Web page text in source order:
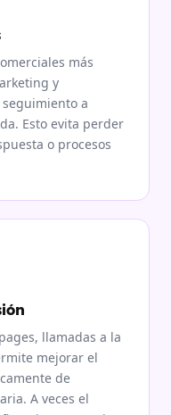
más
y
a
Esto evita perder
o procesos
llamadas a la
mejorar el
de
A veces el